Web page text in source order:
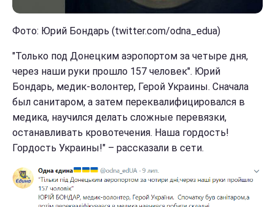
Фото: Юрий Бондарь (twitter.com/odna_edua)
"Только под Донецким аэропортом за четыре дня,
через наши руки прошло 157 человек". Юрий
Бондарь, медик-волонтер, Герой Украины. Сначала
был санитаром, а затем переквалифицировался в
медика, научился делать сложные перевязки,
останавливать кровотечения. Наша гордость!
Гордость Украины!" – рассказали в сети.